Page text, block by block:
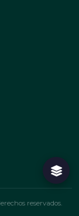
reservados.